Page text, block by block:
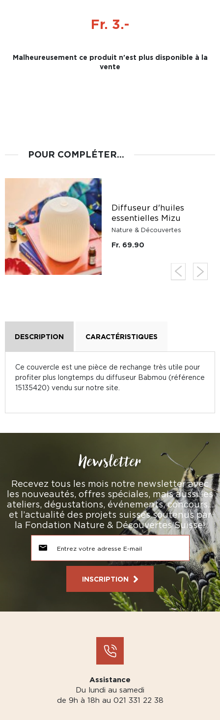
Fr. 3.-
Malheureusement ce produit n'est plus disponible à la
vente
POUR COMPLÉTER...
Diffuseur d'huiles
essentielles Mizu
Nature & Découvertes
Fr. 69.90
DESCRIPTION CARACTÉRISTIQUES
Ce couvercle est une pièce de rechange très utile pour
profiter plus longtemps du diffuseur Babmou (référence
15135420) vendu sur notre site.
Newsletter
Recevez tous les mois notre newsletter avec
les nouveautés, offres spéciales, mais aussi les
ateliers, dégustations, événements, concours…
et l’actualité des projets suisses soutenus par
la Fondation Nature & Découvertes Suisse!
INSCRIPTION
Assistance
Du lundi au samedi
de 9h à 18h au 021 331 22 38